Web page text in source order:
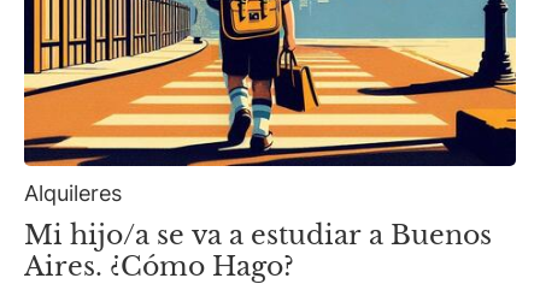
Alquileres
Mi hijo/a se va a estudiar a Buenos
Aires. ¿Cómo Hago?